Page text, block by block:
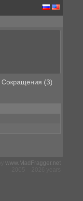
Сокращения (3)
www.MadFragger.net